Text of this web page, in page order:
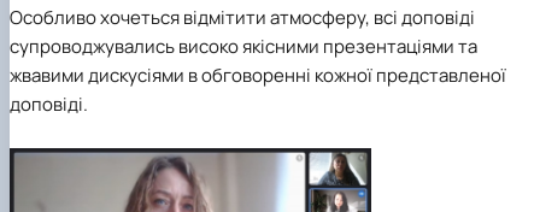
Особливо хочеться відмітити атмосферу, всі доповіді
супроводжувались високо якісними презентаціями та
жвавими дискусіями в обговоренні кожної представленої
доповіді.